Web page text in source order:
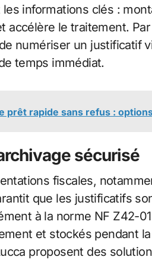
informations clés :
accélère le traitement.
numériser un justificatif
temps immédiat.
prêt rapide sans refus :
sécurisé
fiscales,
que les justificatifs
à la norme NF Z42-
et stockés pendant
proposent des